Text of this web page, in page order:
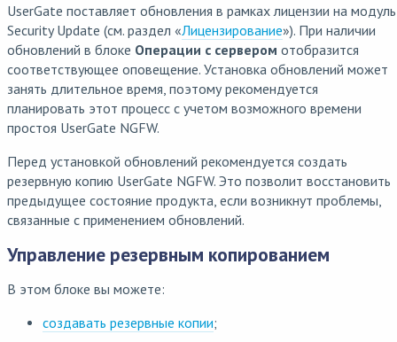
UserGate поставляет обновления в рамках лицензии на модуль
Security Update (см. раздел «Лицензирование»). При наличии
обновлений в блоке Операции с сервером отобразится
соответствующее оповещение. Установка обновлений может
занять длительное время, поэтому рекомендуется
планировать этот процесс с учетом возможного времени
простоя UserGate NGFW.
Перед установкой обновлений рекомендуется создать
резервную копию UserGate NGFW. Это позволит восстановить
предыдущее состояние продукта, если возникнут проблемы,
связанные с применением обновлений.
Управление резервным копированием
В этом блоке вы можете:
создавать резервные копии;